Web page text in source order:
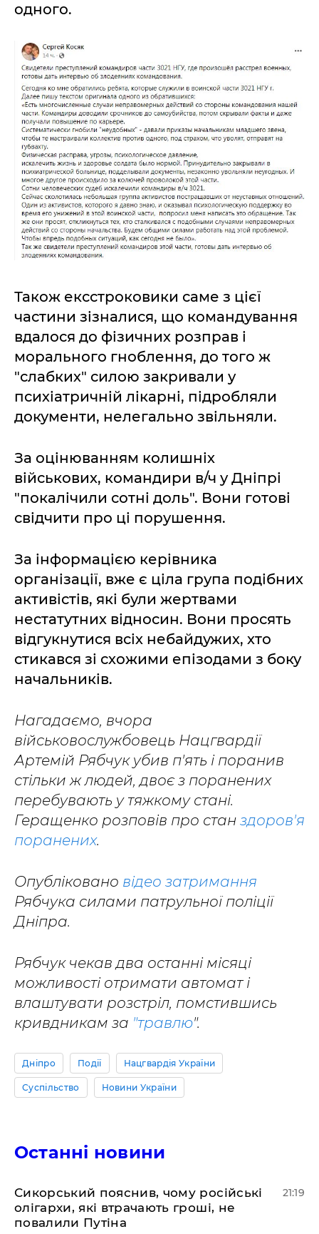
одного.
Також ексстроковики саме з цієї
частини зізналися, що командування
вдалося до фізичних розправ і
морального гноблення, до того ж
"слабких" силою закривали у
психіатричній лікарні, підробляли
документи, нелегально звільняли.
За оцінюванням колишніх
військових, командири в/ч у Дніпрі
"покалічили сотні доль". Вони готові
свідчити про ці порушення.
За інформацією керівника
організації, вже є ціла група подібних
активістів, які були жертвами
нестатутних відносин. Вони просять
відгукнутися всіх небайдужих, хто
стикався зі схожими епізодами з боку
начальників.
Нагадаємо, вчора
військовослужбовець Нацгвардії
Артемій Рябчук убив п'ять і поранив
стільки ж людей, двоє з поранених
перебувають у тяжкому стані.
Геращенко розповів про стан здоров'я
поранених.
Опубліковано відео затримання
Рябчука силами патрульної поліції
Дніпра.
Рябчук чекав два останні місяці
можливості отримати автомат і
влаштувати розстріл, помстившись
кривдникам за "травлю".
Дніпро Події Нацгвардія України
Суспільство Новини України
Останні новини
​Сикорський пояснив, чому російські
олігархи, які втрачають гроші, не
повалили Путіна
21:19